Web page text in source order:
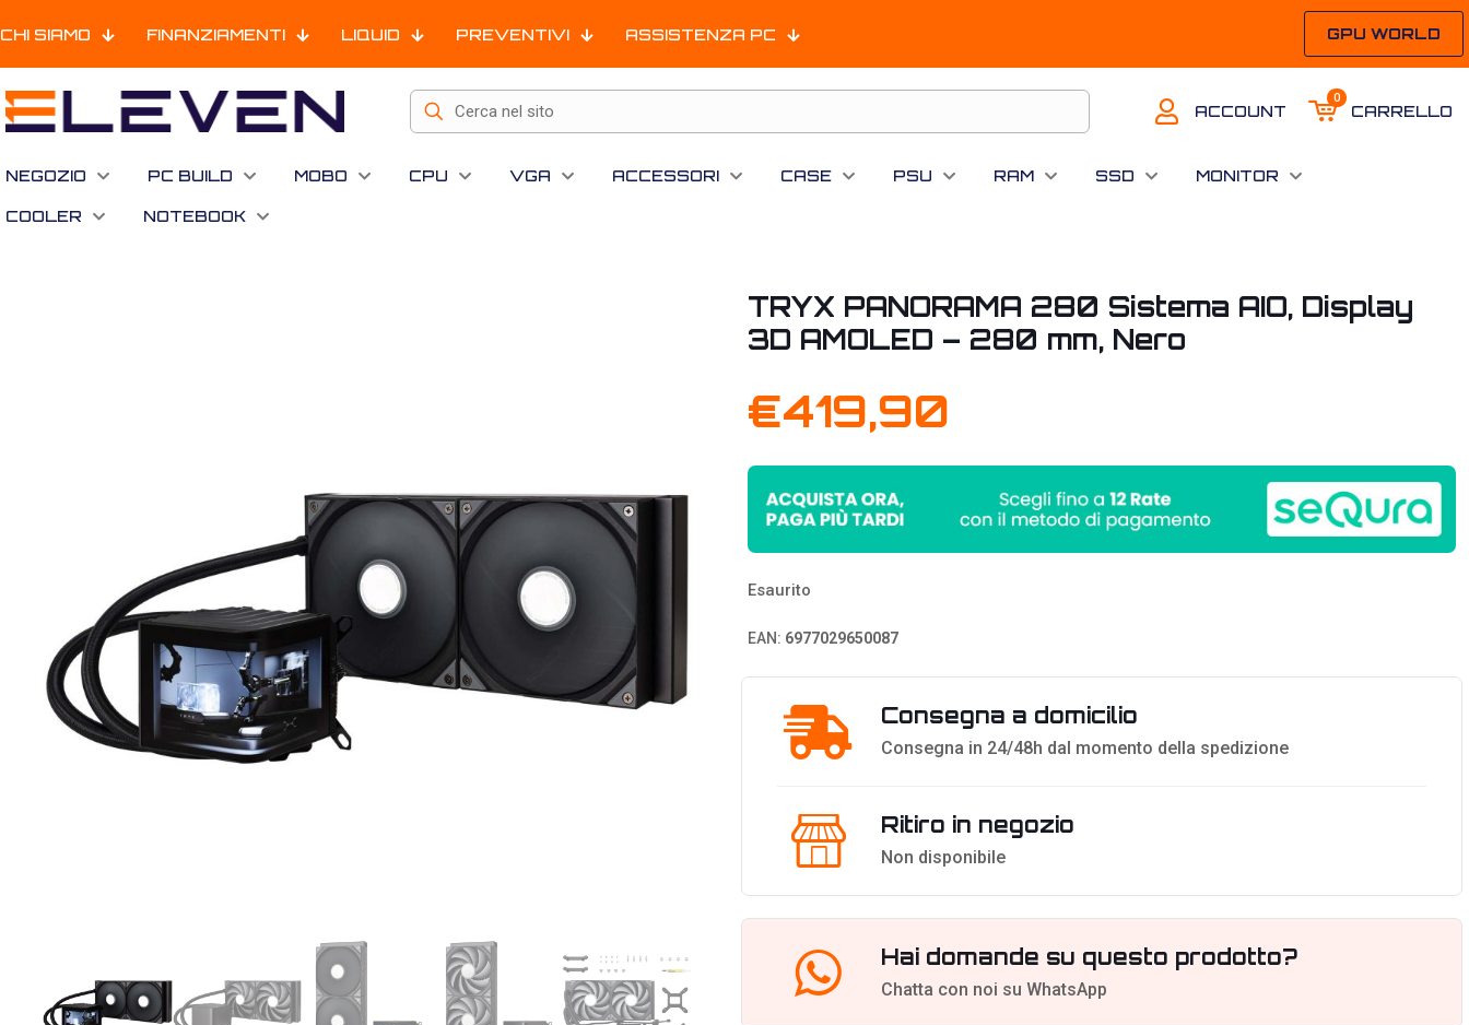
CHI SIAMO FINANZIAMENTI LIQUID PREVENTIVI ASSISTENZA PC GPU WORLD
ACCOUNT
0
CARRELLO
NEGOZIO PC BUILD MOBO CPU VGA ACCESSORI CASE PSU RAM SSD MONITOR
COOLER NOTEBOOK
TRYX PANORAMA 280 Sistema AIO, Display
3D AMOLED – 280 mm, Nero
€419,90
Esaurito
EAN: 6977029650087
Consegna a domicilio
Consegna in 24/48h dal momento della spedizione
Ritiro in negozio
Non disponibile
Hai domande su questo prodotto?
Chatta con noi su WhatsApp